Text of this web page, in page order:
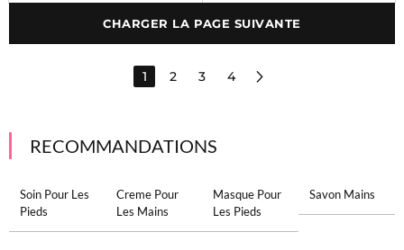
CHARGER LA PAGE SUIVANTE
1 2 3 4
RECOMMANDATIONS
Soin Pour Les
Pieds
Creme Pour
Les Mains
Masque Pour
Les Pieds
Savon Mains